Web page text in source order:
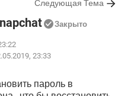
WINDOWS 10Следующая Тема
Закрыто
23:33
пароль в